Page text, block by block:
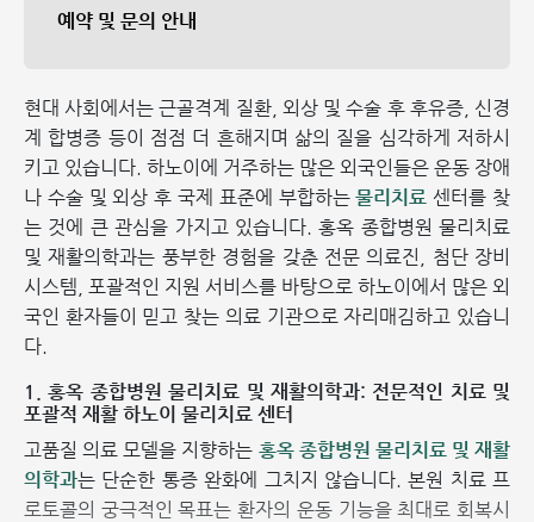
예약 및 문의 안내
현대 사회에서는 근골격계 질환, 외상 및 수술 후 후유증, 신경
계 합병증 등이 점점 더 흔해지며 삶의 질을 심각하게 저하시
키고 있습니다. 하노이에 거주하는 많은 외국인들은 운동 장애
나 수술 및 외상 후 국제 표준에 부합하는물리치료 센터를 찾
는 것에 큰 관심을 가지고 있습니다. 홍옥 종합병원 물리치료
및 재활의학과는 풍부한 경험을 갖춘 전문 의료진, 첨단 장비
시스템, 포괄적인 지원 서비스를 바탕으로 하노이에서 많은 외
국인 환자들이 믿고 찾는 의료 기관으로 자리매김하고 있습니
다.
1. 홍옥 종합병원 물리치료 및 재활의학과: 전문적인 치료 및
포괄적 재활 하노이 물리치료 센터
고품질 의료 모델을 지향하는 홍옥 종합병원 물리치료 및 재활
의학과는 단순한 통증 완화에 그치지 않습니다. 본원 치료 프
로토콜의 궁극적인 목표는 환자의 운동 기능을 최대로 회복시